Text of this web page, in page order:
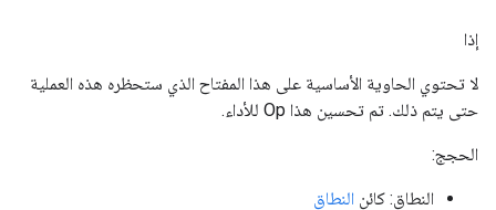
إذا
لا تحتوي الحاوية الأساسية على هذا المفتاح الذي ستحظره هذه العملية
حتى يتم ذلك. تم تحسين هذا Op للأداء.
الحجج:
النطاق: كائن النطاق